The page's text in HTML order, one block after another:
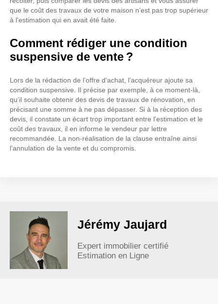
que le coût des travaux de votre maison n’est pas trop supérieur
à l’estimation qui en avait été faite.
Comment rédiger une condition
suspensive de vente ?
Lors de la rédaction de l’offre d’achat, l’acquéreur ajoute sa
condition suspensive. Il précise par exemple, à ce moment-là,
qu’il souhaite obtenir des devis de travaux de rénovation, en
précisant une somme à ne pas dépasser. Si à la réception des
devis, il constate un écart trop important entre l’estimation et le
coût des travaux, il en informe le vendeur par lettre
recommandée. La non-réalisation de la clause entraîne ainsi
l’annulation de la vente et du compromis.
Jérémy Jaujard
Expert immobilier certifié
Estimation en Ligne